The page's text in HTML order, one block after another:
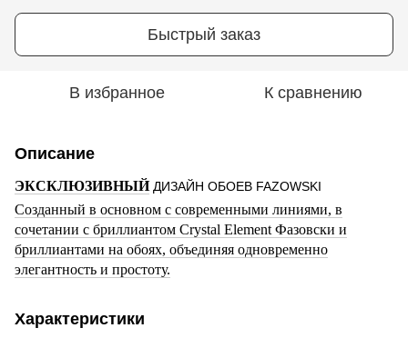
Быстрый заказ
В избранное К сравнению
Описание
ЭКСКЛЮЗИВНЫЙДИЗАЙН ОБОЕВ FAZOWSKI
Созданный в основном с современными линиями, в
сочетании с бриллиантом Crystal Element Фазовски и
бриллиантами на обоях, объединяя одновременно
элегантность и простоту.
Характеристики